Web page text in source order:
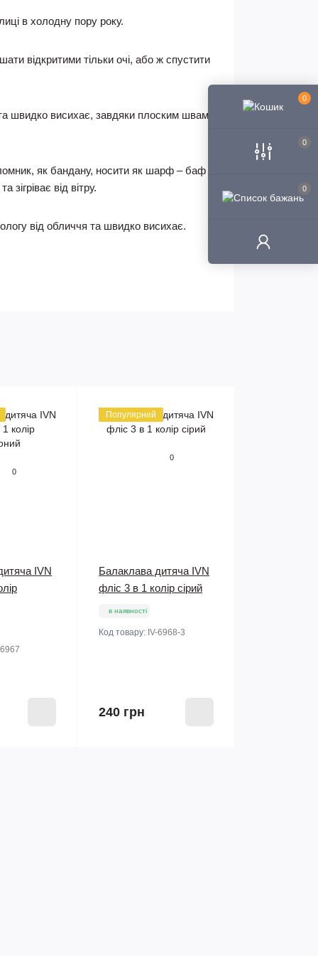
0
0
0
в холодну пору року.
відкритими тільки очі, або ж спустити
швидко висихає, завдяки плоским швам
як бандану, носити як шарф – баф
від вітру.
від обличчя та швидко висихає.
0
IVN
Популярний
0
Балаклава дитяча IVN
фліс 3 в 1 колір сірий
в наявності
Код товару: IV-6968-3
240 грн